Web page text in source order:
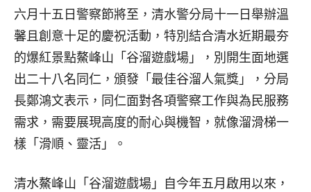
六月十五日警察節將至，清水警分局十一日舉辦溫
馨且創意十足的慶祝活動，特別結合清水近期最夯
的爆紅景點鰲峰山「谷溜遊戲場」，別開生面地選
出二十八名同仁，頒發「最佳谷溜人氣獎」，分局
長鄭鴻文表示，同仁面對各項警察工作與為民服務
需求，需要展現高度的耐心與機智，就像溜滑梯一
樣「滑順、靈活」。
清水鰲峰山「谷溜遊戲場」自今年五月啟用以來，